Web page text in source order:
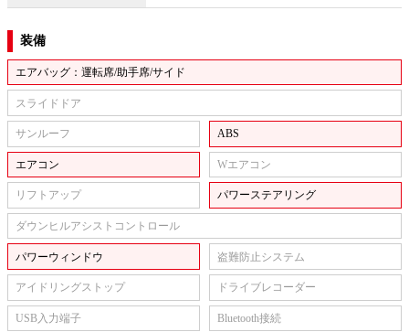
装備
エアバッグ：運転席/助手席/サイド
スライドドア
サンルーフ ABS
エアコン Wエアコン
リフトアップ パワーステアリング
ダウンヒルアシストコントロール
パワーウィンドウ 盗難防止システム
アイドリングストップ ドライブレコーダー
USB入力端子 Bluetooth接続